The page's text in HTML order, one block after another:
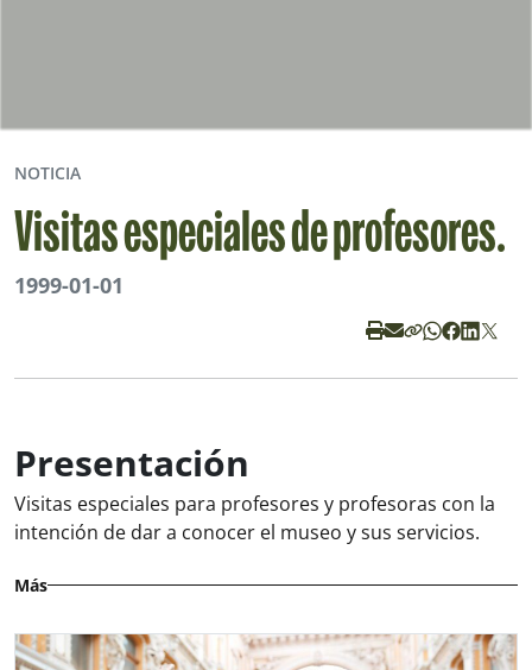
NOTICIA
Visitas especiales de profesores.
1999-01-01
Presentación
Visitas especiales para profesores y profesoras con la
intención de dar a conocer el museo y sus servicios.
Más